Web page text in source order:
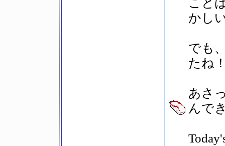
こと
かし
でも
たね
あさ
んで